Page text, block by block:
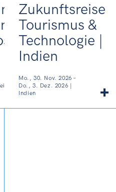
das
20.
Zukunftsreise
Tourismus &
Technologie |
Indien
Mo., 30. Nov. 2026 –
Do., 3. Dez. 2026 |
Indien